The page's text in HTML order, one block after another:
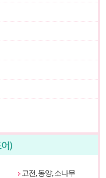
고전, 동양, 소나무